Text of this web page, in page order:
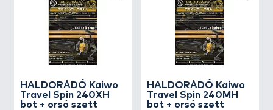
HALDORÁDÓ Kaiwo
Travel Spin 240XH
bot + orsó szett
HALDORÁDÓ Kaiwo
Travel Spin 240MH
bot + orsó szett